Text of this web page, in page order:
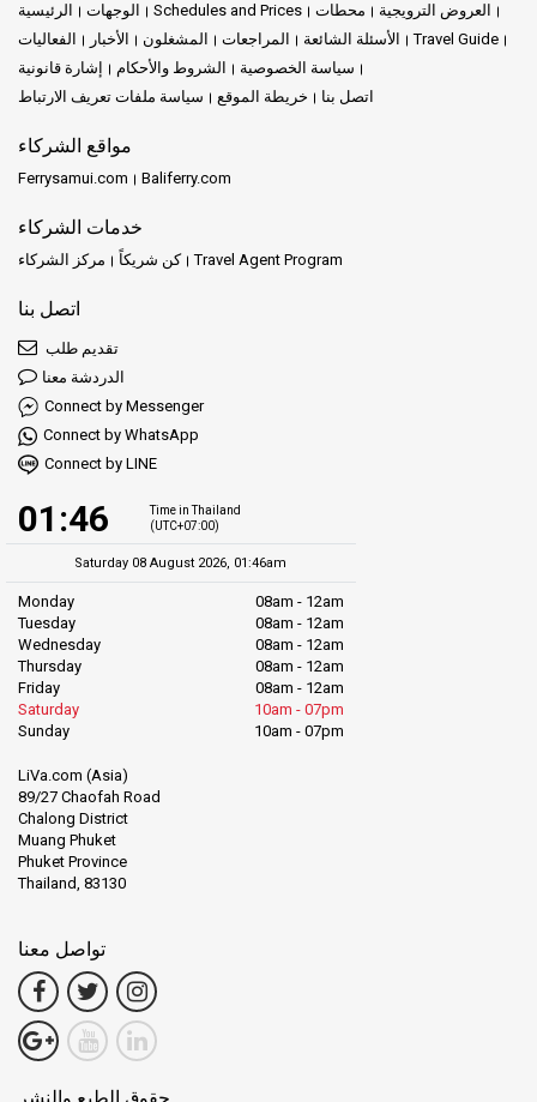
الرئيسية الوجهات Schedules and Prices محطات
العروض الترويجية
الفعاليات
الأخبار المشغلون المراجعات الأسئلة الشائعة
Travel Guide
إشارة قانونية
الشروط والأحكام
سياسة الخصوصية
سياسة ملفات تعريف الارتباط
خريطة الموقع اتصل بنا
مواقع الشركاء
Ferrysamui.com Baliferry.com
خدمات الشركاء
مركز الشركاء كن شريكاً Travel Agent Program
اتصل بنا
تقديم طلب
الدردشة معنا
Connect by Messenger
Connect by WhatsApp
Connect by LINE
01:46
Time in Thailand
(UTC+07:00)
Saturday 08 August 2026, 01:46am
Monday
08am - 12am
Tuesday
08am - 12am
Wednesday
08am - 12am
Thursday
08am - 12am
Friday
08am - 12am
Saturday
10am - 07pm
Sunday
10am - 07pm
LiVa.com (Asia)
89/27 Chaofah Road
Chalong District
Muang Phuket
Phuket Province
Thailand, 83130
تواصل معنا